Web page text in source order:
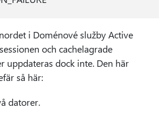
i Doménové služby Active
och cachelagrade
uppdateras dock inte. Den här
så här:
datorer.